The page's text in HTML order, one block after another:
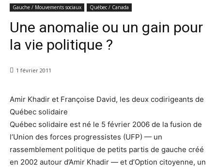
Gauche / Mouvements sociaux Québec / Canada
Une anomalie ou un gain pour
la vie politique ?
1 février 2011
Amir Khadir et Françoise David, les deux codirigeants de
Québec solidaire
Québec solidaire est né le 5 février 2006 de la fusion de
l’Union des forces progressistes (UFP) — un
rassemblement politique de petits partis de gauche créé
en 2002 autour d’Amir Khadir — et d’Option citoyenne, un